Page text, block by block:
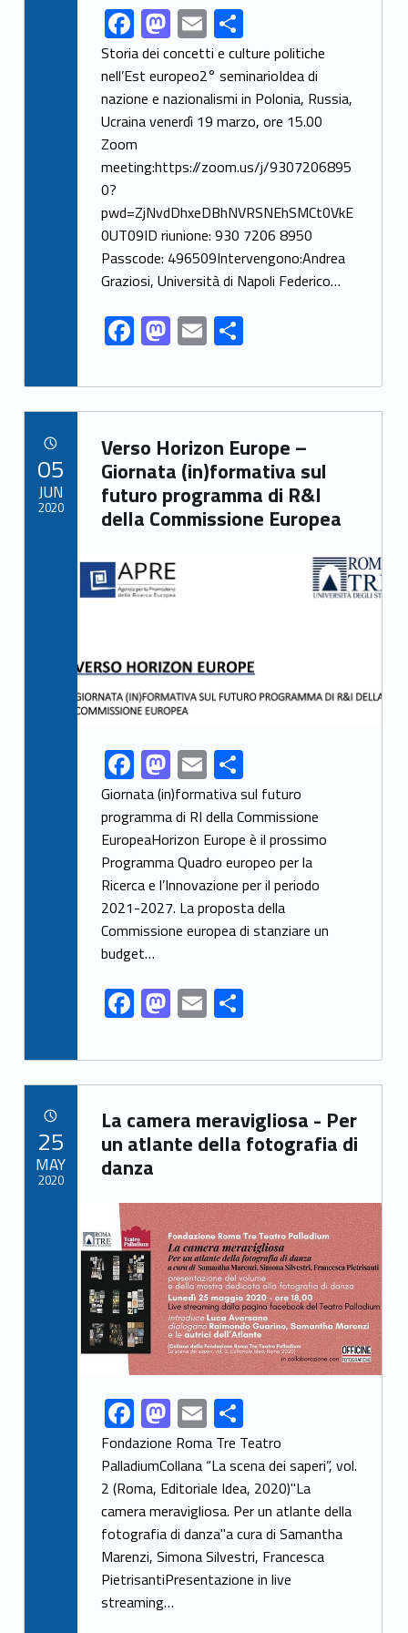
Link identifier share facebook archive #share-link-archive-84366F
ac
e
b
o
o
k
M
as
to
d
o
n
E
m
ai
l
C
o
n
di
vi
di
Storia dei concetti e culture politiche
nell’Est europeo2° seminarioIdea di
nazione e nazionalismi in Polonia, Russia,
Ucraina venerdì 19 marzo, ore 15.00
Zoom
meeting:https://zoom.us/j/9307206895
0?
pwd=ZjNvdDhxeDBhNVRSNEhSMCt0VkE
0UT09ID riunione: 930 7206 8950
Passcode: 496509Intervengono:Andrea
Graziosi, Università di Napoli Federico…
F
ac
e
b
o
o
k
M
as
to
d
o
n
E
m
ai
l
C
o
n
di
vi
di
Link identifier archive #link-archive-16578
Verso Horizon Europe –
Giornata (in)formativa sul
futuro programma di R&I
della Commissione Europea
Link identifier archive #link-archive-thumb-soap-96636
Link identifier share facebook archive #share-link-archive-87748F
ac
e
b
o
o
k
M
as
to
d
o
n
E
m
ai
l
C
o
n
di
vi
di
Giornata (in)formativa sul futuro
programma di RI della Commissione
EuropeaHorizon Europe è il prossimo
Programma Quadro europeo per la
Ricerca e l’Innovazione per il periodo
2021-2027. La proposta della
Commissione europea di stanziare un
budget…
F
ac
e
b
o
o
k
M
as
to
d
o
n
E
m
ai
l
C
o
n
di
vi
di
05
JUN
2020
Link identifier archive #link-archive-83483
La camera meravigliosa - Per
un atlante della fotografia di
danza
Link identifier share facebook archive #share-link-archive-95169F
ac
e
b
o
o
k
M
as
to
d
o
n
E
m
ai
l
C
o
n
di
vi
di
Fondazione Roma Tre Teatro
PalladiumCollana “La scena dei saperi”, vol.
2 (Roma, Editoriale Idea, 2020)"La
camera meravigliosa. Per un atlante della
fotografia di danza"a cura di Samantha
Marenzi, Simona Silvestri, Francesca
PietrisantiPresentazione in live
streaming…
25
MAY
2020